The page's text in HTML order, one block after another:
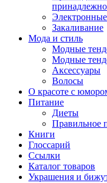
Закаливание
Мода и стиль
Модные
Модные
Аксессуары
Волосы
О красоте с
Питание
Диеты
Правильное
Книги
Глоссарий
Ссылки
Каталог товаров
Украшения и